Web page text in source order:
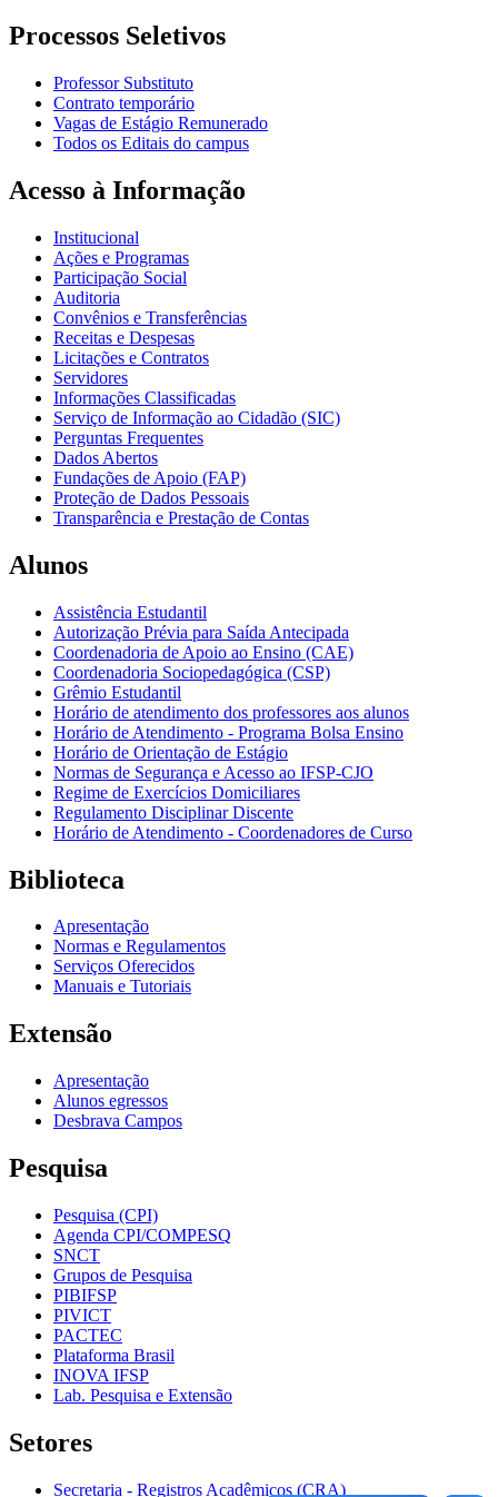
Processos Seletivos
Professor Substituto
Contrato temporário
Vagas de Estágio Remunerado
Todos os Editais do campus
Acesso à Informação
Institucional
Ações e Programas
Participação Social
Auditoria
Convênios e Transferências
Receitas e Despesas
Licitações e Contratos
Servidores
Informações Classificadas
Serviço de Informação ao Cidadão (SIC)
Perguntas Frequentes
Dados Abertos
Fundações de Apoio (FAP)
Proteção de Dados Pessoais
Transparência e Prestação de Contas
Alunos
Assistência Estudantil
Autorização Prévia para Saída Antecipada
Coordenadoria de Apoio ao Ensino (CAE)
Coordenadoria Sociopedagógica (CSP)
Grêmio Estudantil
Horário de atendimento dos professores aos alunos
Horário de Atendimento - Programa Bolsa Ensino
Horário de Orientação de Estágio
Normas de Segurança e Acesso ao IFSP-CJO
Regime de Exercícios Domiciliares
Regulamento Disciplinar Discente
Horário de Atendimento - Coordenadores de Curso
Biblioteca
Apresentação
Normas e Regulamentos
Serviços Oferecidos
Manuais e Tutoriais
Extensão
Apresentação
Alunos egressos
Desbrava Campos
Pesquisa
Pesquisa (CPI)
Agenda CPI/COMPESQ
SNCT
Grupos de Pesquisa
PIBIFSP
PIVICT
PACTEC
Plataforma Brasil
INOVA IFSP
Lab. Pesquisa e Extensão
Setores
Secretaria - Registros Acadêmicos (CRA)